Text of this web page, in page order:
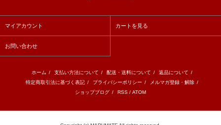
マイアカウント カートを見る
お問い合わせ
ホーム / 支払い方法について / 配送・送料について / 返品について /
特定商取引法に基づく表記 / プライバシーポリシー / メルマガ登録・解除 /
ショップブログ / RSS / ATOM